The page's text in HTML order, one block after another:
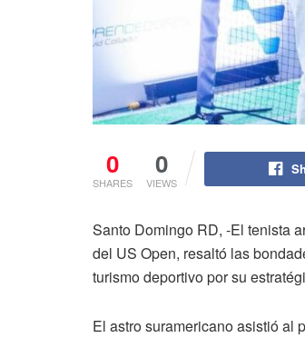
0
SHARES
0
VIEWS
Santo Domingo RD, -El tenista
del US Open, resaltó las
turismo deportivo por su
El astro suramericano asistió al